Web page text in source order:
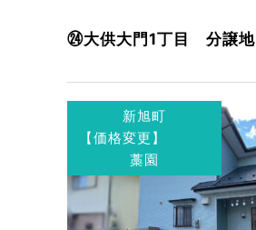
㉔大供大門1丁目 分譲地
新旭町
【価格変更】
藁園